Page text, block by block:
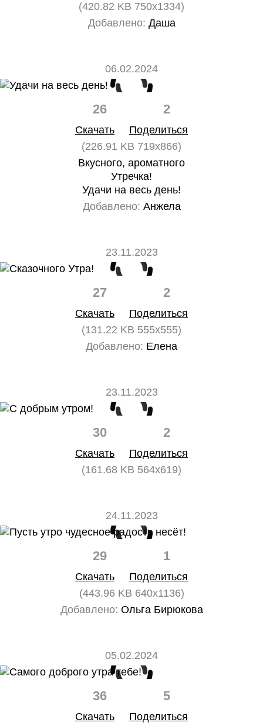
(420.82 KB 750x1334)
Добавлено: Даша
06.02.2024
26 2
Скачать
Поделиться
(226.91 KB 719x866)
Вкусного, ароматного
Утречка!
Удачи на весь день!
Добавлено: Анжела
23.11.2023
27 2
Скачать
Поделиться
(131.22 KB 555x555)
Добавлено: Елена
23.11.2023
30 2
Скачать
Поделиться
(161.68 KB 564x619)
24.11.2023
29 1
Скачать
Поделиться
(443.96 KB 640x1136)
Добавлено: Ольга Бирюкова
05.02.2024
36 5
Скачать
Поделиться